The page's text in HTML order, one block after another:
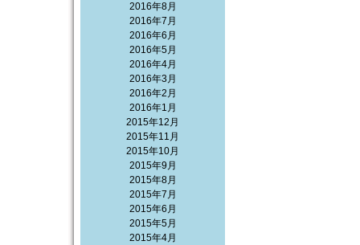
2016年8月
2016年7月
2016年6月
2016年5月
2016年4月
2016年3月
2016年2月
2016年1月
2015年12月
2015年11月
2015年10月
2015年9月
2015年8月
2015年7月
2015年6月
2015年5月
2015年4月